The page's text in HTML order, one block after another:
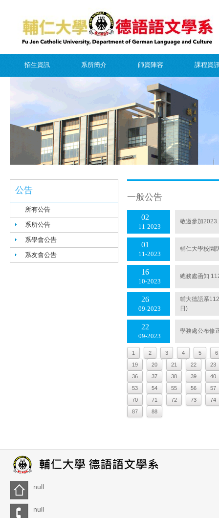
招生資訊 系所簡介 師資陣容 課程資
公告
所有公告
系所公告
系學會公告
系友會公告
一般公告
11 2023
02 敬邀參加
11 2023
01 輔仁大學校園
10 2023
16 總務處函知
09 2023
26
輔⼤德語系
⽇)
09 2023
22 學務處公布修
1 2 3 4 5
6
19
20 21 22
23
36
37 38 39
40
53
54 55 56
57
70
71 72 73
74
87
88
null
null